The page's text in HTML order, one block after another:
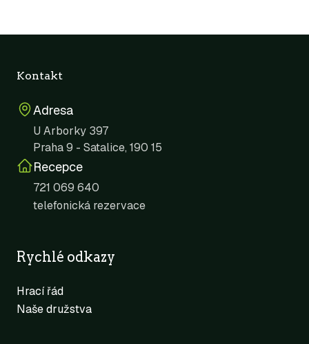
Kontakt
Adresa
U Arborky 397
Praha 9 - Satalice, 190 15
Recepce
721 069 640
telefonická rezervace
Rychlé odkazy
Hrací řád
Naše družstva